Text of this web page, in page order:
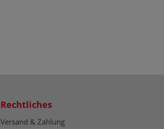
Rechtliches
Versand & Zahlung